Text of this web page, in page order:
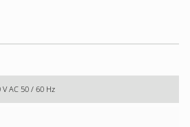
V AC 50 / 60 Hz